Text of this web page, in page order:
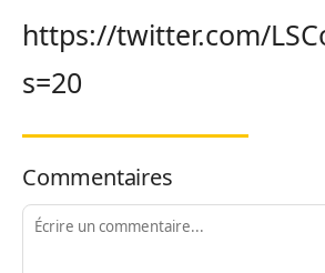
https://twitter.com/
s=20
Commentaires